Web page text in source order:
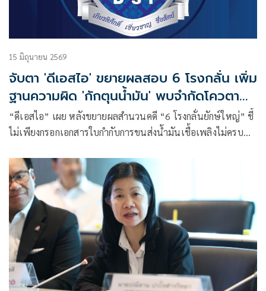
15 มิถุนายน 2569
จับตา 'ดีเอสไอ' ขยายผลสอบ 6 โรงกลั่น เพิ่ม
ฐานความผิด 'กักตุนน้ำมัน' พบจำกัดโควตา
ลูกค้าประจำ แต่มีขาจรแทรกผิดปกติ
“ดีเอสไอ” เผย หลังขยายผลสำนวนคดี “6 โรงกลั่นยักษ์ใหญ่” ชี้
ไม่เพียงกรอกเอกสารใบกำกับการขนส่งน้ำมันเชื้อเพลิงไม่ครบ
น้ำมันเชื้อเพลิง พ.ศ. 2543“ แต่ยังมีพฤติการณ์ ส่อมีความผิด
กักตุนน้ำมันตาม “พ.ร.บ.ด้วยราคาสินค้าและบริการ พ.ศ. 2542”
เหตุ หลัง “กบน.“ มีมติขึ้นพรวดน้ำมันทุกชนิด 6 บาทต่อลิตร